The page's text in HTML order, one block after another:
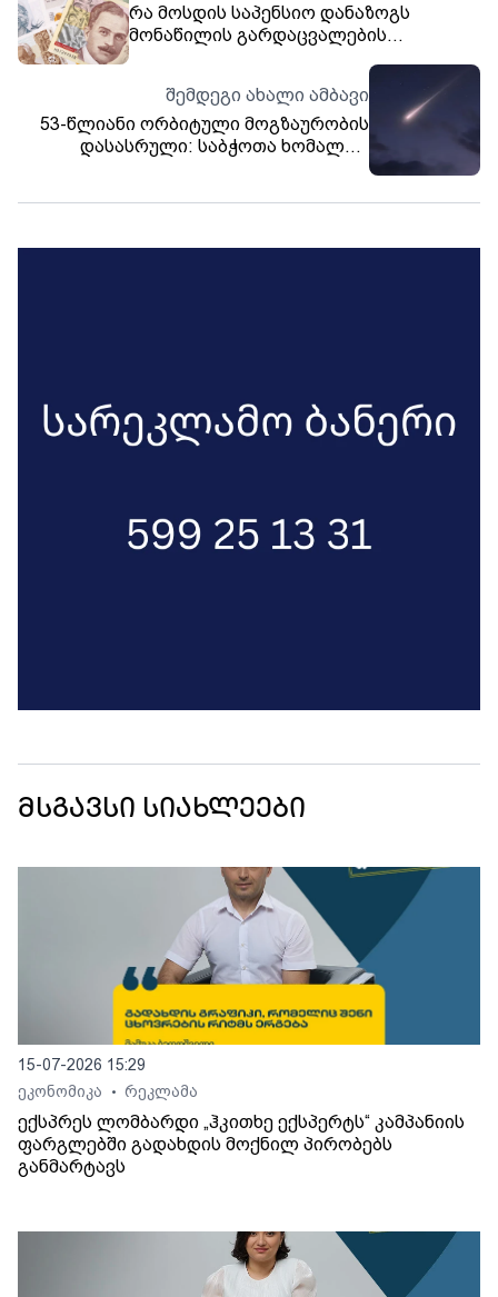
რა მოსდის საპენსიო დანაზოგს
მონაწილის გარდაცვალების
შემდეგი ახალი ამბავი
53-წლიანი ორბიტული მოგზაურობის
დასასრული: საბჭოთა ხომალდი
მსგავსი სიახლეები
15-07-2026 15:29
ეკონომიკა
• რეკლამა
ექსპრეს ლომბარდი „ჰკითხე ექსპერტს“ კამპანიის
ფარგლებში გადახდის მოქნილ პირობებს
განმარტავს